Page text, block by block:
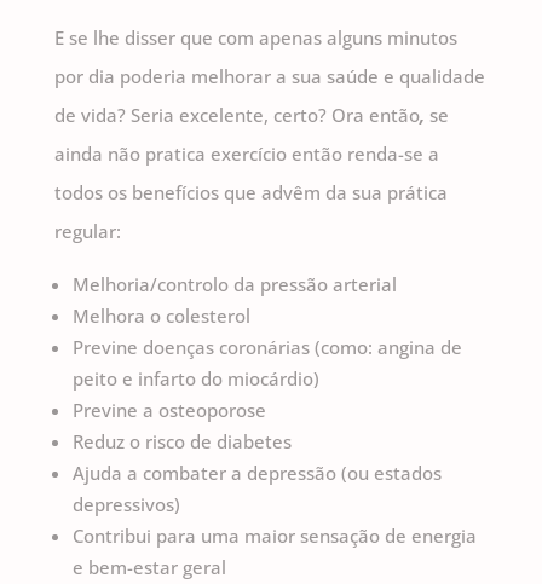
E se lhe disser que com apenas alguns minutos
por dia poderia melhorar a sua saúde e qualidade
de vida? Seria excelente, certo? Ora então, se
ainda não pratica exercício então renda-se a
todos os benefícios que advêm da sua prática
regular:
Melhoria/controlo da pressão arterial
Melhora o colesterol
Previne doenças coronárias (como: angina de
peito e infarto do miocárdio)
Previne a osteoporose
Reduz o risco de diabetes
Ajuda a combater a depressão (ou estados
depressivos)
Contribui para uma maior sensação de energia
e bem-estar geral